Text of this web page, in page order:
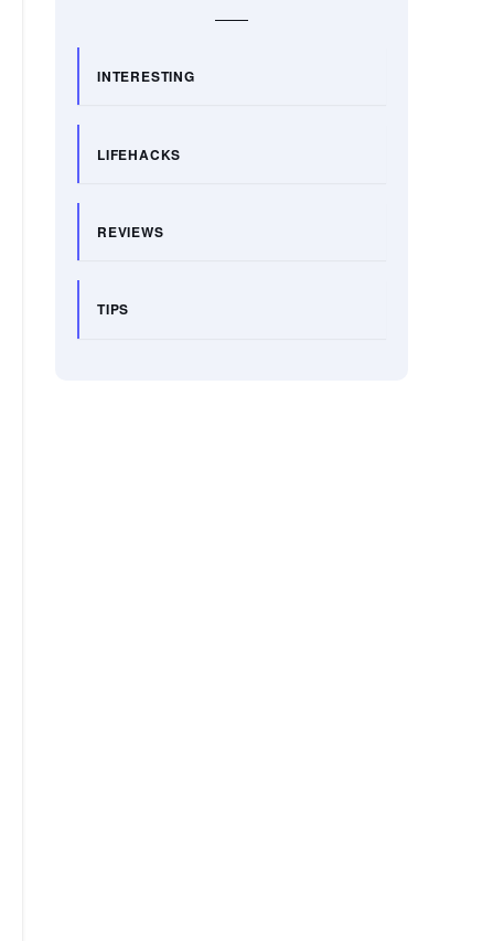
INTERESTING
LIFEHACKS
REVIEWS
TIPS